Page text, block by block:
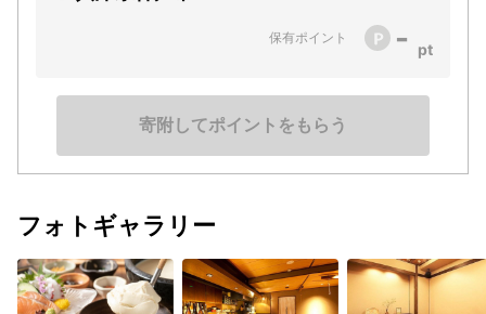
保有ポイント -
寄附してポイントをもらう
フォトギャラリー